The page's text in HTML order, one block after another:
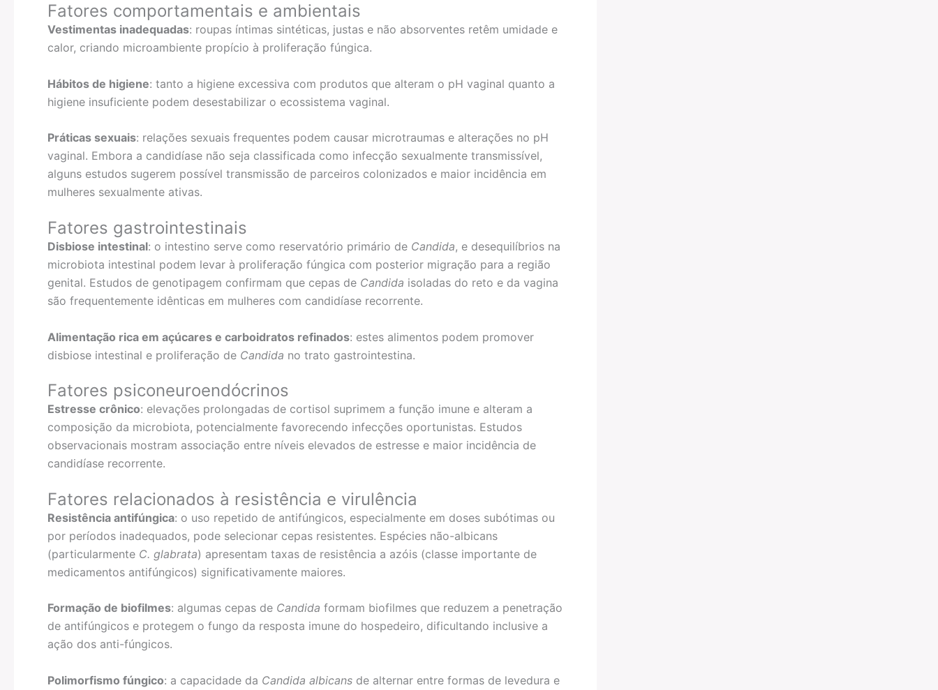
Fatores comportamentais e ambientais
Vestimentas inadequadas: roupas íntimas sintéticas, justas e não absorventes retêm umidade e
calor, criando microambiente propício à proliferação fúngica.
Hábitos de higiene: tanto a higiene excessiva com produtos que alteram o pH vaginal quanto a
higiene insuficiente podem desestabilizar o ecossistema vaginal.
Práticas sexuais: relações sexuais frequentes podem causar microtraumas e alterações no pH
vaginal. Embora a candidíase não seja classificada como infecção sexualmente transmissível,
alguns estudos sugerem possível transmissão de parceiros colonizados e maior incidência em
mulheres sexualmente ativas.
Fatores gastrointestinais
Disbiose intestinal: o intestino serve como reservatório primário de Candida, e desequilíbrios na
microbiota intestinal podem levar à proliferação fúngica com posterior migração para a região
genital. Estudos de genotipagem confirmam que cepas de Candida isoladas do reto e da vagina
são frequentemente idênticas em mulheres com candidíase recorrente.
Alimentação rica em açúcares e carboidratos refinados: estes alimentos podem promover
disbiose intestinal e proliferação de Candida no trato gastrointestina.
Fatores psiconeuroendócrinos
Estresse crônico: elevações prolongadas de cortisol suprimem a função imune e alteram a
composição da microbiota, potencialmente favorecendo infecções oportunistas. Estudos
observacionais mostram associação entre níveis elevados de estresse e maior incidência de
candidíase recorrente.
Fatores relacionados à resistência e virulência
Resistência antifúngica: o uso repetido de antifúngicos, especialmente em doses subótimas ou
por períodos inadequados, pode selecionar cepas resistentes. Espécies não-albicans
(particularmente C. glabrata) apresentam taxas de resistência a azóis (classe importante de
medicamentos antifúngicos) significativamente maiores.
Formação de biofilmes: algumas cepas de Candida formam biofilmes que reduzem a penetração
de antifúngicos e protegem o fungo da resposta imune do hospedeiro, dificultando inclusive a
ação dos anti-fúngicos.
Polimorfismo fúngico: a capacidade da Candida albicans de alternar entre formas de levedura e